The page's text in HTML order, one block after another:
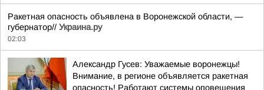
Ракетная опасность объявлена в Воронежской области, —
губернатор// Украина.ру
02:03
Александр Гусев: Уважаемые воронежцы!
Внимание, в регионе объявляется ракетная
опасность! Работают системы оповещения